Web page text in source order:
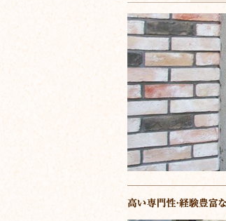
な
コ
ン
テ
ン
ツ
へ
の
ふ
る
か
わ
ク
リ
ニ
ッ
4